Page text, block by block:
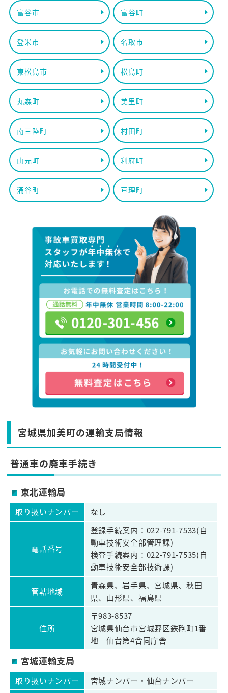
富谷市 富谷町
登米市 名取市
東松島市 松島町
丸森町 美里町
南三陸町 村田町
山元町 利府町
涌谷町 亘理町
宮城県加美町の運輸支局情報
普通車の廃車手続き
東北運輸局
取り扱いナンバー なし
電話番号
登録手続案内：022-791-7533(自
動車技術安全部管理課)
検査手続案内：022-791-7535(自
動車技術安全部技術課)
管轄地域
青森県、岩手県、宮城県、秋田
県、山形県、福島県
住所
〒983-8537
宮城県仙台市宮城野区鉄砲町1番
地 仙台第4合同庁舎
宮城運輸支局
取り扱いナンバー
宮城ナンバー・仙台ナンバー